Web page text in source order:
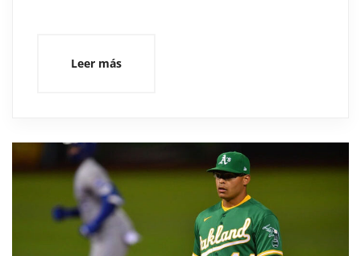
Leer más